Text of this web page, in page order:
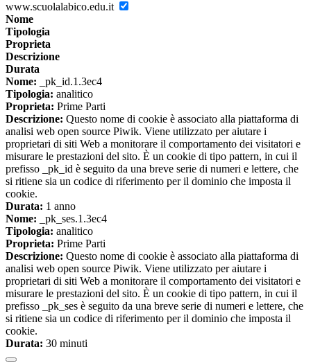
www.scuolalabico.edu.it
Nome
Tipologia
Proprieta
Descrizione
Durata
Nome: _pk_id.1.3ec4
Tipologia: analitico
Proprieta: Prime Parti
Descrizione: Questo nome di cookie è associato alla piattaforma di
analisi web open source Piwik. Viene utilizzato per aiutare i
proprietari di siti Web a monitorare il comportamento dei visitatori e
misurare le prestazioni del sito. È un cookie di tipo pattern, in cui il
prefisso _pk_id è seguito da una breve serie di numeri e lettere, che
si ritiene sia un codice di riferimento per il dominio che imposta il
cookie.
Durata: 1 anno
Nome: _pk_ses.1.3ec4
Tipologia: analitico
Proprieta: Prime Parti
Descrizione: Questo nome di cookie è associato alla piattaforma di
analisi web open source Piwik. Viene utilizzato per aiutare i
proprietari di siti Web a monitorare il comportamento dei visitatori e
misurare le prestazioni del sito. È un cookie di tipo pattern, in cui il
prefisso _pk_ses è seguito da una breve serie di numeri e lettere, che
si ritiene sia un codice di riferimento per il dominio che imposta il
cookie.
Durata: 30 minuti